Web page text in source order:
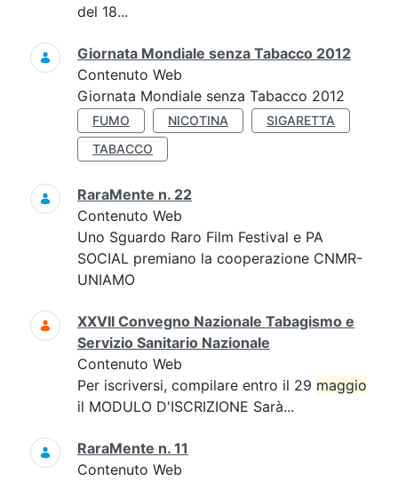
del 18...
Giornata Mondiale senza Tabacco 2012
Contenuto Web
Giornata Mondiale senza Tabacco 2012
FUMO NICOTINA
SIGARETTA
TABACCO
RaraMente n. 22
Contenuto Web
Uno Sguardo Raro Film Festival e PA
SOCIAL premiano la cooperazione CNMR-
UNIAMO
XXVII Convegno Nazionale Tabagismo e
Servizio Sanitario Nazionale
Contenuto Web
Per iscriversi, compilare entro il 29 maggio
il MODULO D'ISCRIZIONE Sarà...
RaraMente n. 11
Contenuto Web